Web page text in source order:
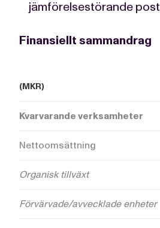
jämförelsestörande
Finansiellt sammandrag
(MKR)
Kvarvarande verksamheter
Nettoomsättning
Organisk tillväxt
Förvärvade/avvecklade enheter